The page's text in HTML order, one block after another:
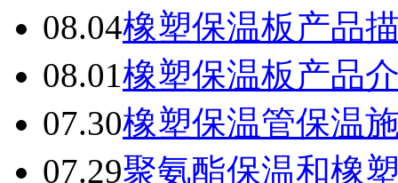
08.04橡塑保温板产品
08.01橡塑保温板产品
07.30橡塑保温管保温
07.29聚氨酯保温和橡